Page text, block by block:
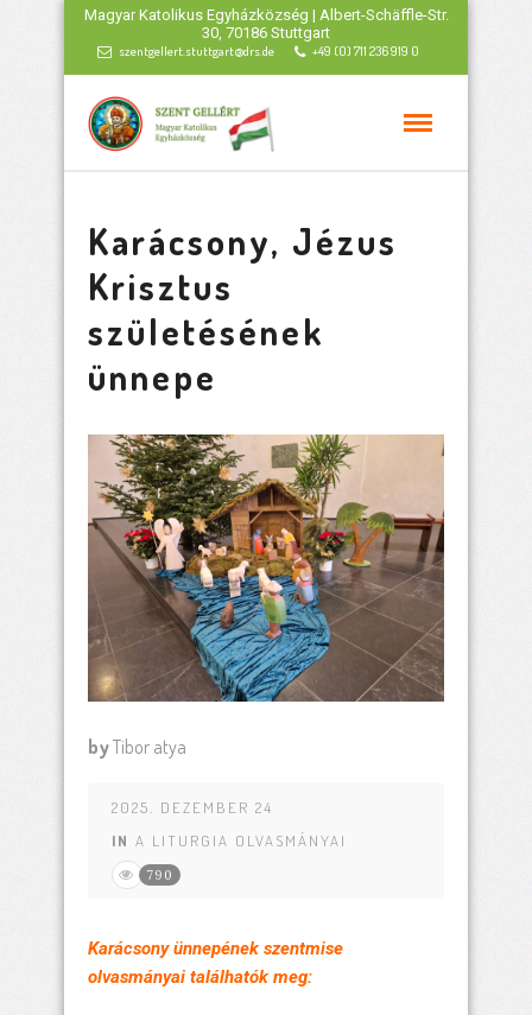
Magyar Katolikus Egyházközség | Albert-Schäffle-Str.
30, 70186 Stuttgart
szentgellert.stuttgart@drs.de +49 (0) 711 236 919 0
Karácsony, Jézus
Krisztus
születésének
ünnepe
byTibor atya
2025. DEZEMBER 24
IN A LITURGIA OLVASMÁNYAI
790
Karácsony ünnepének szentmise
olvasmányai találhatók meg: